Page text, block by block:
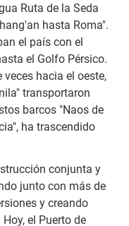
Ruta de la Seda
hasta Roma".
el país con el
el Golfo Pérsico.
hacia el oeste,
transportaron
barcos "Naos de
ha trascendido
conjunta y
junto con más de
y creando
el Puerto de